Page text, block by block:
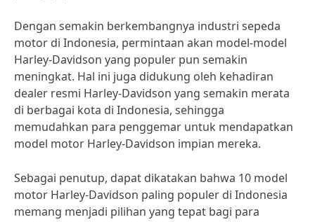
Dengan semakin berkembangnya industri sepeda
motor di Indonesia, permintaan akan model-model
Harley-Davidson yang populer pun semakin
meningkat. Hal ini juga didukung oleh kehadiran
dealer resmi Harley-Davidson yang semakin merata
di berbagai kota di Indonesia, sehingga
memudahkan para penggemar untuk mendapatkan
model motor Harley-Davidson impian mereka.
Sebagai penutup, dapat dikatakan bahwa 10 model
motor Harley-Davidson paling populer di Indonesia
memang menjadi pilihan yang tepat bagi para